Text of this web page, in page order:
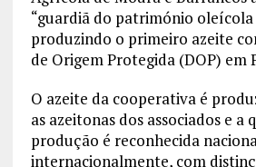
“guardiã do património oleícola
produzindo o primeiro azeite
de Origem Protegida (DOP) em
O azeite da cooperativa é
as azeitonas dos associados e a
produção é reconhecida
internacionalmente, com